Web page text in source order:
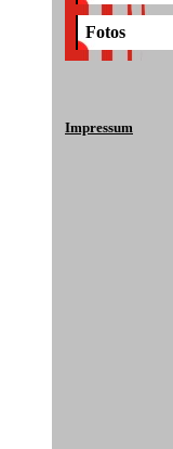
Fotos
Impressum